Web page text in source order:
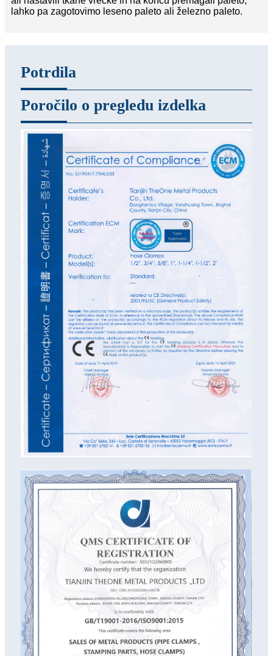
lahko pa zagotovimo leseno paleto ali železno paleto.
Potrdila
Poročilo o pregledu izdelka